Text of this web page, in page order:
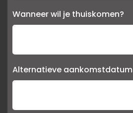
Wanneer wil je thuiskomen?
Alternatieve aankomstdatum